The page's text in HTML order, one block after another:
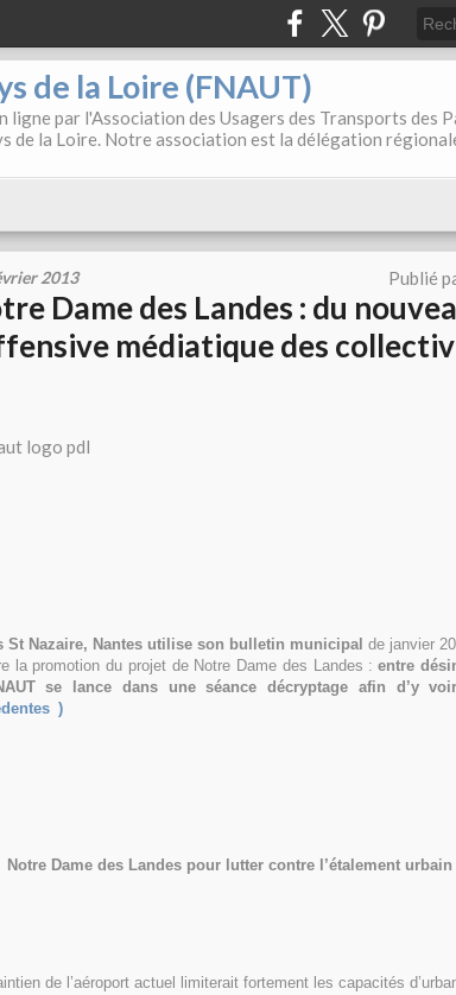
de la Loire (FNAUT)
par l'Association des Usagers des Transports des
de la Loire. Notre association est la délégation
2013 Publié
Dame des Landes : du
médiatique des
St Nazaire, Nantes utilise son bulletin municipal de janvier
la promotion du projet de Notre Dame des Landes : entre
se lance dans une séance décryptage afin d’y
)
Notre Dame des Landes pour lutter contre l’étalement
de l’aéroport actuel limiterait fortement les capacités